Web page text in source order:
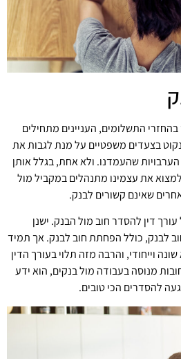
התשלומים, העניינים מתחילים
בצעדים משפטיים על מנת לגבות את
שהעמדנו. ולא אחת, בגלל אותן
למצוא את עצמינו מתנהלים במקביל מול
שאינם קשורים לבנק.
דין להסדר חוב מול הבנק. ישנן
לבנק, כולל הפחתת חוב לבנק. אך תמיד
וייחודי, והרבה מזה תלוי בעורך הדין
מנוסה בעבודה מול בנקים, הוא ידע
להסדרים הכי טובים.